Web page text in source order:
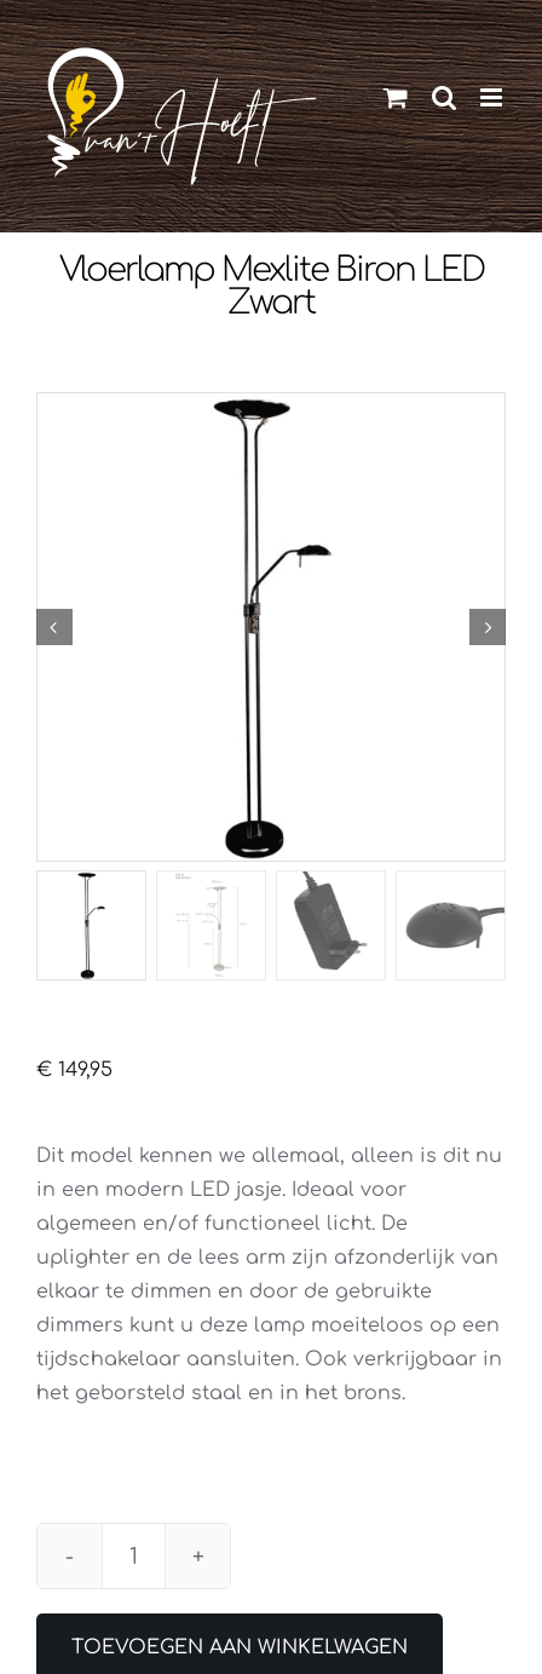
Ga
naar
inhoud
Vloerlamp Mexlite Biron LED
Zwart
€ 149,95
Dit model kennen we allemaal, alleen is dit nu
in een modern LED jasje. Ideaal voor
algemeen en/of functioneel licht. De
uplighter en de lees arm zijn afzonderlijk van
elkaar te dimmen en door de gebruikte
dimmers kunt u deze lamp moeiteloos op een
tijdschakelaar aansluiten. Ook verkrijgbaar in
het geborsteld staal en in het brons.
Vloerlamp
Biron
TOEVOEGEN AAN WINKELWAGEN